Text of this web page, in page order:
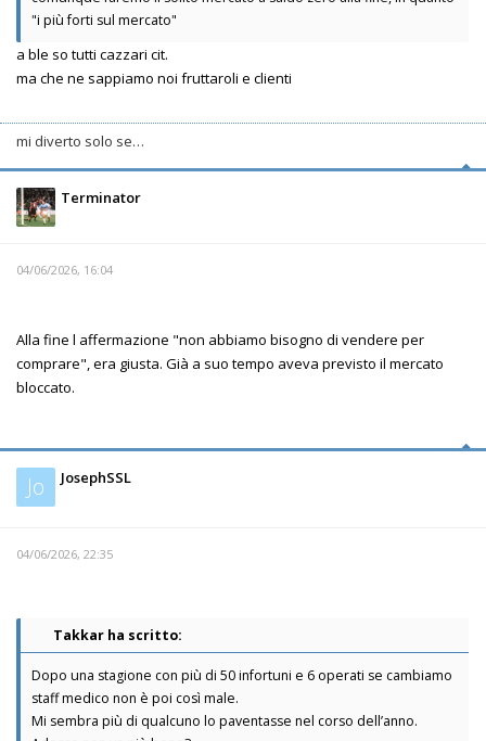
"i più forti sul mercato"
a ble so tutti cazzari cit.
ma che ne sappiamo noi fruttaroli e clienti
mi diverto solo se…
Terminator
04/06/2026, 16:04
Alla fine l affermazione "non abbiamo bisogno di vendere per
comprare", era giusta. Già a suo tempo aveva previsto il mercato
bloccato.
Jo JosephSSL
04/06/2026, 22:35
Takkar ha scritto:
Dopo una stagione con più di 50 infortuni e 6 operati se cambiamo
staff medico non è poi così male.
Mi sembra più di qualcuno lo paventasse nel corso dell’anno.